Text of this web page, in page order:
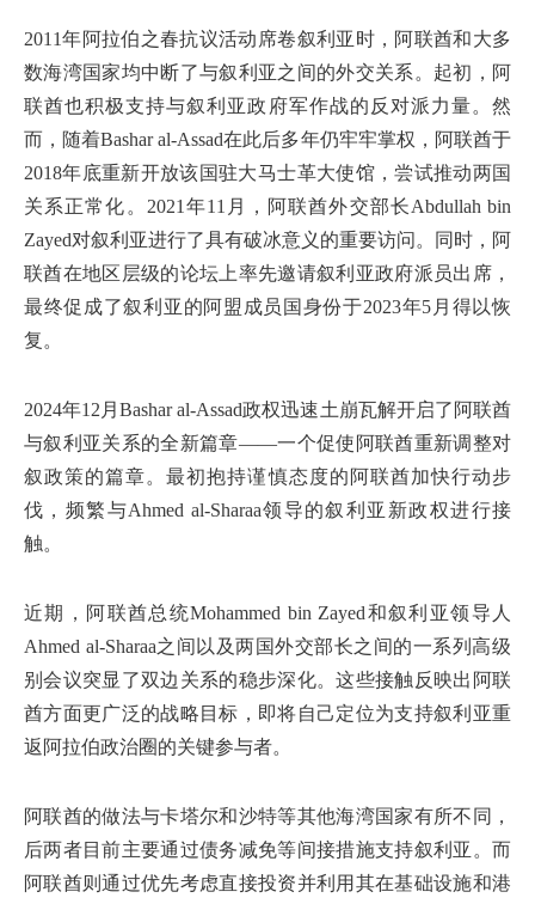
2011年阿拉伯之春抗议活动席卷叙利亚时，阿联酋和大多
数海湾国家均中断了与叙利亚之间的外交关系。起初，阿
联酋也积极支持与叙利亚政府军作战的反对派力量。然
而，随着Bashar al-Assad在此后多年仍牢牢掌权，阿联酋于
2018年底重新开放该国驻大马士革大使馆，尝试推动两国
关系正常化。2021年11月，阿联酋外交部长Abdullah bin
Zayed对叙利亚进行了具有破冰意义的重要访问。同时，阿
联酋在地区层级的论坛上率先邀请叙利亚政府派员出席，
最终促成了叙利亚的阿盟成员国身份于2023年5月得以恢
复。
2024年12月Bashar al-Assad政权迅速土崩瓦解开启了阿联酋
与叙利亚关系的全新篇章——一个促使阿联酋重新调整对
叙政策的篇章。最初抱持谨慎态度的阿联酋加快行动步
伐，频繁与Ahmed al-Sharaa领导的叙利亚新政权进行接
触。
近期，阿联酋总统Mohammed bin Zayed和叙利亚领导人
Ahmed al-Sharaa之间以及两国外交部长之间的一系列高级
别会议突显了双边关系的稳步深化。这些接触反映出阿联
酋方面更广泛的战略目标，即将自己定位为支持叙利亚重
返阿拉伯政治圈的关键参与者。
阿联酋的做法与卡塔尔和沙特等其他海湾国家有所不同，
后两者目前主要通过债务减免等间接措施支持叙利亚。而
阿联酋则通过优先考虑直接投资并利用其在基础设施和港